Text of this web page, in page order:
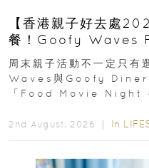
【香港親子好去處
餐！Goofy Waves
外影院逢週末登場
周末親子活動不一定只
Waves與Goofy Diner
「Food Movie
2nd August, 2026 ｜ In